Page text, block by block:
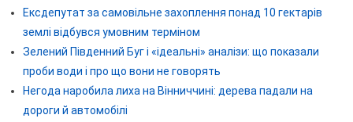
Ексдепутат за самовільне захоплення понад 10 гектарів
землі відбувся умовним терміном
Зелений Південний Буг і «ідеальні» аналізи: що показали
проби води і про що вони не говорять
Негода наробила лиха на Вінниччині: дерева падали на
дороги й автомобілі